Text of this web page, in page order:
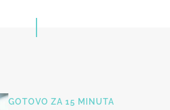
GOTOVO ZA 15 MINUTA